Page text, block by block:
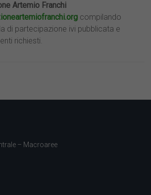
Artemio Franchi
compilando
di partecipazione ivi pubblicata e
richiesti.
– Macroaree